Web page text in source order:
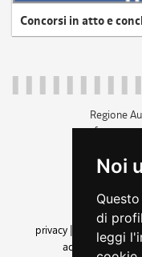
Noi
di
leggi
Concorsi in atto e
Regione
c.f.
privacy
cookie |note
accessibilità|